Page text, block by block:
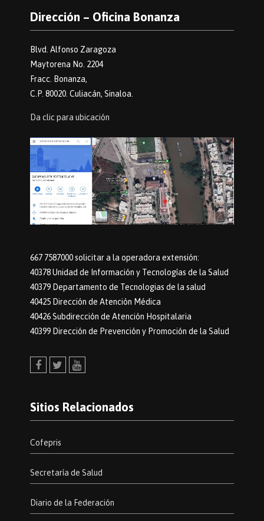
Dirección – Oficina Bonanza
Blvd. Alfonso Zaragoza
Maytorena No. 2204
Fracc. Bonanza,
C.P. 80020. Culiacán, Sinaloa.
Da clic para ubicación
667 7587000 solicitar a la operadora extensión:
40378 Unidad de Información y Tecnologías de la Salud
40379 Departamento de Tecnologias de la salud
40425 Dirección de Atención Médica
40426 Subdirección de Atención Hospitalaria
40399 Dirección de Prevención y Promoción de la Salud
Sitios Relacionados
Cofepris
Secretaría de Salud
Diario de la Federación